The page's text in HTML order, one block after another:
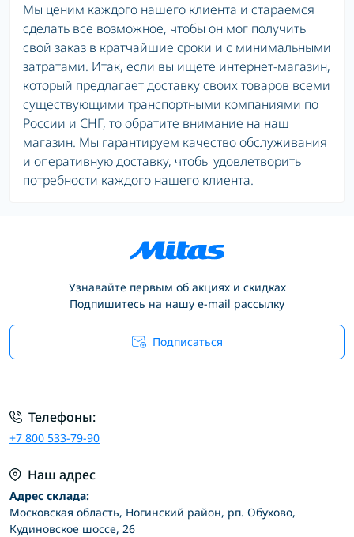
Мы ценим каждого нашего клиента и стараемся
сделать все возможное, чтобы он мог получить
свой заказ в кратчайшие сроки и с минимальными
затратами. Итак, если вы ищете интернет-магазин,
который предлагает доставку своих товаров всеми
существующими транспортными компаниями по
России и СНГ, то обратите внимание на наш
магазин. Мы гарантируем качество обслуживания
и оперативную доставку, чтобы удовлетворить
потребности каждого нашего клиента.
Узнавайте первым об акциях и скидках
Подпишитесь на нашу e-mail рассылку
Подписаться
Телефоны:
+7 800 533-79-90
Наш адрес
Адрес склада:
Московская область, Ногинский район, рп. Обухово,
Кудиновское шоссе, 26